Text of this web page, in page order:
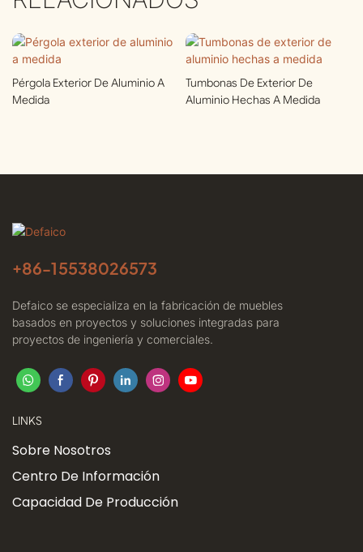
Pérgola Exterior De Aluminio A
Medida
Tumbonas De Exterior De
Aluminio Hechas A Medida
+86-15538026573
Defaico se especializa en la fabricación de muebles
basados ​​en proyectos y soluciones integradas para
proyectos de ingeniería y comerciales.
LINKS
Sobre Nosotros
Centro De Información
Capacidad De Producción